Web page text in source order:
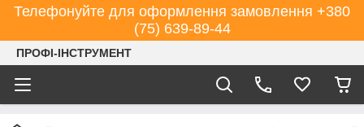
Телефонуйте для оформлення замовлення +380
(75) 639-89-44
ПРОФІ-ІНСТРУМЕНТ